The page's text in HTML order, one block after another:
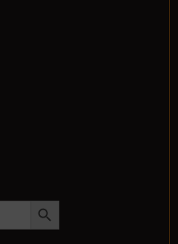
Search Button